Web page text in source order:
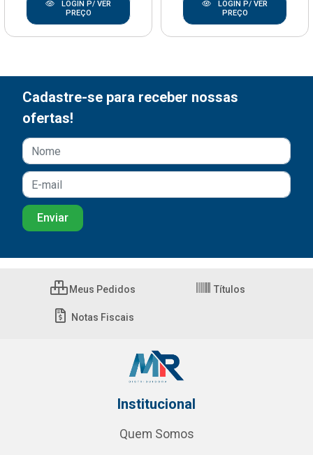
LOGIN P/ VER
PREÇO
LOGIN P/ VER
PREÇO
Cadastre-se para receber nossas
ofertas!
Meus Pedidos Títulos
Notas Fiscais
Institucional
Quem Somos